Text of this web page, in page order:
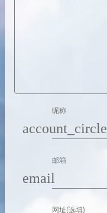
account_circle
昵称
email
邮箱
网址(选填)